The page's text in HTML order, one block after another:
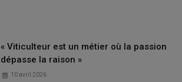
« Viticulteur est un métier où la passion
dépasse la raison »
10 avril 2026